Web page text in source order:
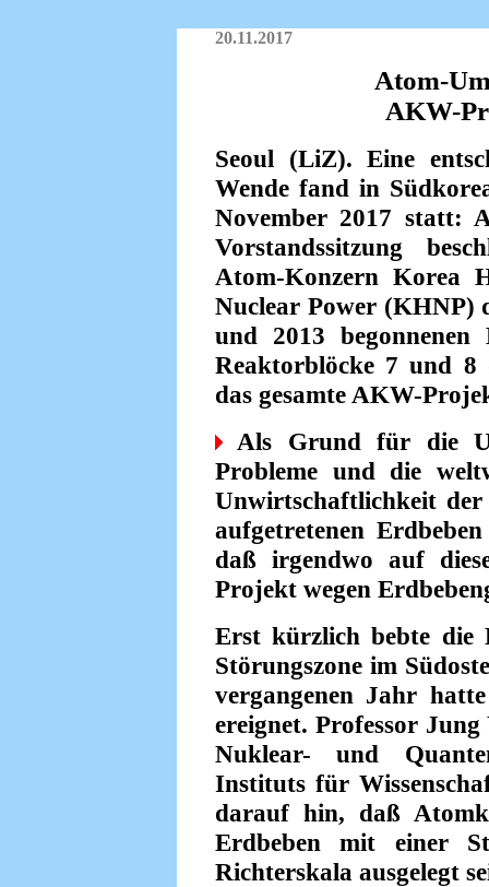
20.11.2017
Atom-
AKW-
Seoul (LiZ). Eine
Wende fand in
November 2017 statt:
Vorstandssitzung
Atom-Konzern Korea
Nuclear Power (KHNP)
und 2013 begonnenen
Reaktorblöcke 7 und
das gesamte AKW-
Als Grund für die
Probleme und die
Unwirtschaftlichkeit
aufgetretenen
daß irgendwo auf
Projekt wegen
Erst kürzlich bebte die
Störungszone im
vergangenen Jahr
ereignet. Professor
Nuklear- und
Instituts für
darauf hin, daß
Erdbeben mit einer
Richterskala ausgelegt